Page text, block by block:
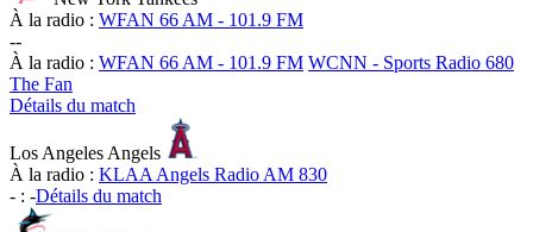
À la radio : WFAN 66 AM - 101.9 FM
--
À la radio : WFAN 66 AM - 101.9 FM WCNN - Sports Radio 680
The Fan
Détails du match
Los Angeles Angels
À la radio : KLAA Angels Radio AM 830
- : -Détails du match